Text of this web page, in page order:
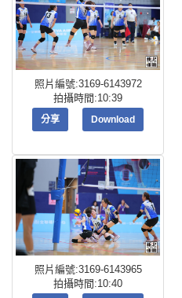
照片編號:3169-6143972
拍攝時間:10:39
分享 Download
照片編號:3169-6143965
拍攝時間:10:40